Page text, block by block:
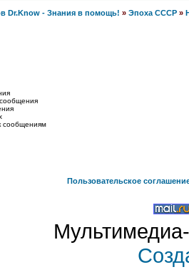
Dr.Know - Знания в помощь! » Эпоха СССР »
сообщениям
Пользовательское